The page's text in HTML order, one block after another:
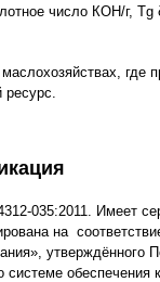
число КОН/г,
где
ресурс.
035:2011. Имеет
на
утверждённого
обеспечения